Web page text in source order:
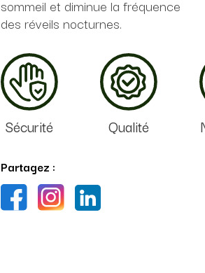
sommeil et diminue la fréquence
des réveils nocturnes.
Sécurité Qualité
Partagez :